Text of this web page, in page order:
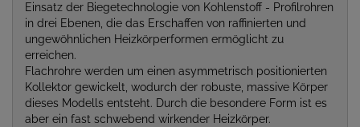
Einsatz der Biegetechnologie von Kohlenstoff - Profilrohren
in drei Ebenen, die das Erschaffen von raffinierten und
ungewöhnlichen Heizkörperformen ermöglicht zu
erreichen.
Flachrohre werden um einen asymmetrisch positionierten
Kollektor gewickelt, wodurch der robuste, massive Körper
dieses Modells entsteht. Durch die besondere Form ist es
aber ein fast schwebend wirkender Heizkörper.